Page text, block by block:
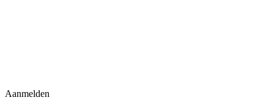
Aanmelden